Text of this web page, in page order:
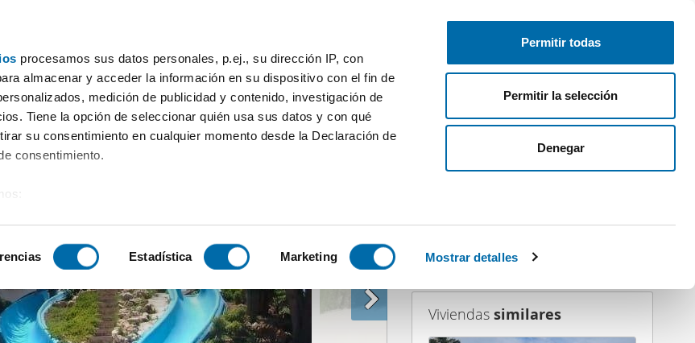
procesamos sus datos personales, p.ej., su dirección IP, con
almacenar y acceder la información en su dispositivo con el fin de
medición de publicidad y contenido, investigación de
Tiene la opción de seleccionar quién usa sus datos y con qué
su consentimiento en cualquier momento desde la Declaración de
consentimiento.
activamente para buscar características específicas (huellas
cómo se procesan sus datos personales y establezca sus
. Puede cambiar o retirar su consentimiento en cualquier momento
Estadística Marketing Mostrar detalles
Permitir todas
Permitir la selección
Denegar
Publica gratis Inicia sesión
Les marines/las marinas
Viviendas similares